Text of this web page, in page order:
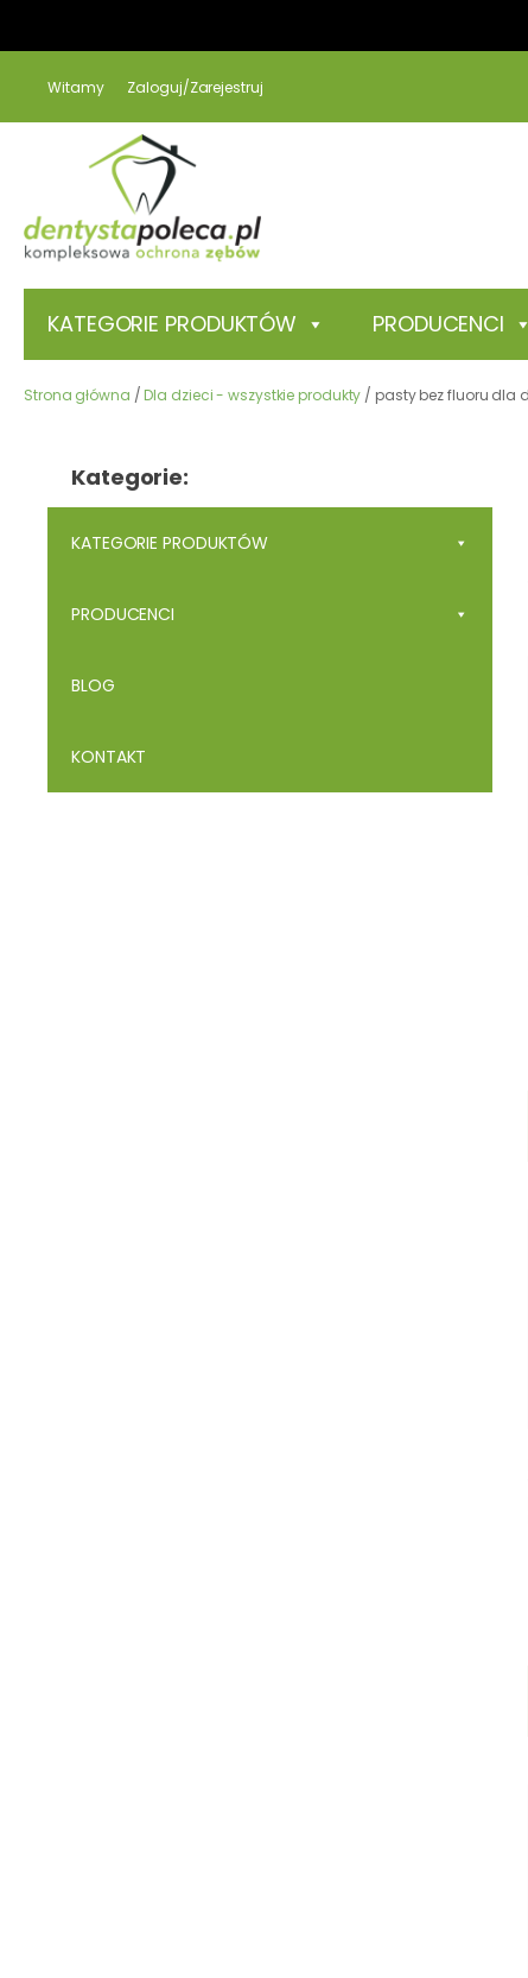
Witamy Zaloguj/Zarejestruj
KATEGORIE PRODUKTÓW PRODUCENCI
Strona główna / Dla dzieci - wszystkie produkty / pasty bez fluoru dla
Kategorie:
KATEGORIE PRODUKTÓW
PRODUCENCI
BLOG
KONTAKT